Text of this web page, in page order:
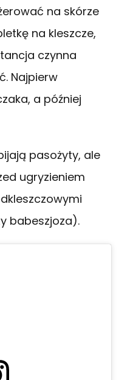
na skórze
na kleszcze,
czynna
Najpierw
a później
pasożyty, ale
ugryzieniem
babeszjoza).